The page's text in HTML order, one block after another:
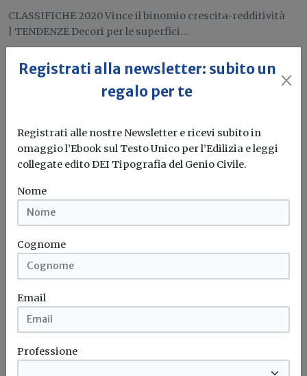
CLASSIFICHE 2020 Vince il binomio crescita-redditività
| TENDENZE Decori per le superfici...
Monossido di carbonio, quali sono le
Registrati alla newsletter: subito un
regalo per te
Registrati alle nostre Newsletter e ricevi subito in
omaggio l’Ebook sul Testo Unico per l’Edilizia e leggi
collegate edito DEI Tipografia del Genio Civile.
Nome
Cognome
Email
Professione